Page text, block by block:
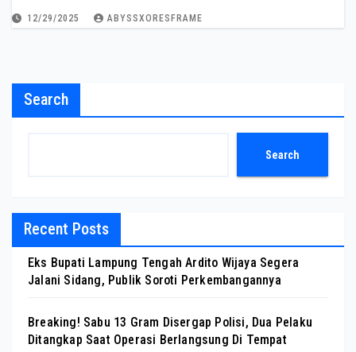
12/29/2025 ABYSSXORESFRAME
Search
Search
Recent Posts
Eks Bupati Lampung Tengah Ardito Wijaya Segera
Jalani Sidang, Publik Soroti Perkembangannya
Breaking! Sabu 13 Gram Disergap Polisi, Dua Pelaku
Ditangkap Saat Operasi Berlangsung Di Tempat